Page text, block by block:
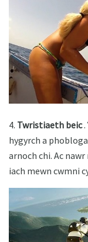
4. Twristiaeth beic.
hygyrch a
arnoch chi. Ac
iach mewn cwmni